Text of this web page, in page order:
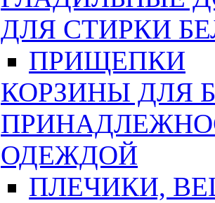
ДЛЯ СТИРКИ
ПРИЩЕПКИ
КОРЗИНЫ ДЛЯ
ОДЕЖДОЙ
ПЛЕЧИКИ,